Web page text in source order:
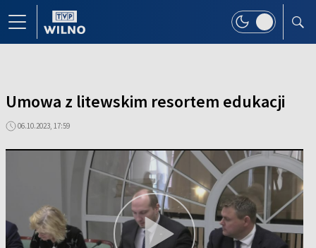
Umowa z litewskim resortem edukacji
06.10.2023, 17:59